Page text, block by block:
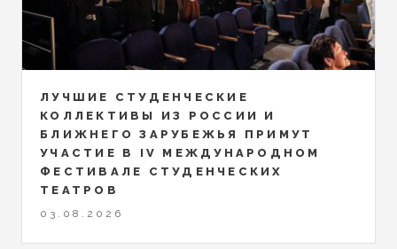
ЛУЧШИЕ СТУДЕНЧЕСКИЕ
КОЛЛЕКТИВЫ ИЗ РОССИИ И
БЛИЖНЕГО ЗАРУБЕЖЬЯ ПРИМУТ
УЧАСТИЕ В IV МЕЖДУНАРОДНОМ
ФЕСТИВАЛЕ СТУДЕНЧЕСКИХ
ТЕАТРОВ
03.08.2026